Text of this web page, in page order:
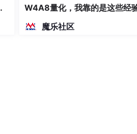
W4A8量化，我靠的是这些经
魔乐社区